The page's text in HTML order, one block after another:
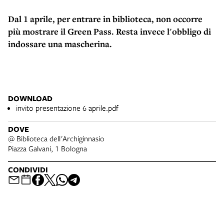
Dal 1 aprile, per entrare in biblioteca, non occorre
più mostrare il Green Pass. Resta invece l'obbligo di
indossare una mascherina.
DOWNLOAD
invito presentazione 6 aprile.pdf
DOVE
@ Biblioteca dell'Archiginnasio
Piazza Galvani, 1 Bologna
CONDIVIDI